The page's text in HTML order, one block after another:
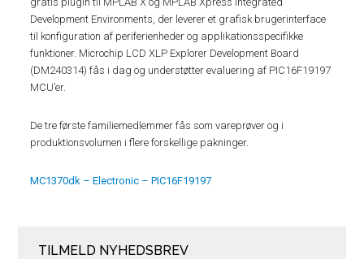
Development Environments, der leverer et grafisk brugerinterface
til konfiguration af periferienheder og applikationsspecifikke
funktioner. Microchip LCD XLP Explorer Development Board
(DM240314) fås i dag og understøtter evaluering af PIC16F19197
MCU’er.
De tre første familiemedlemmer fås som vareprøver og i
produktionsvolumen i flere forskellige pakninger.
MC1370dk – Electronic – PIC16F19197
TILMELD NYHEDSBREV